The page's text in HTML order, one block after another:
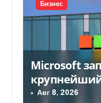
Бизнес
Microsoft
Индии за
Авг 8, 2026